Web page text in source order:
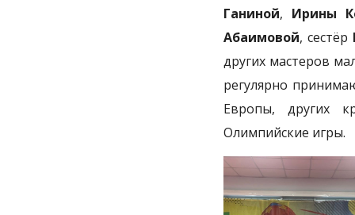
Ганиной, Ирины
Абаимовой, сестёр
других мастеров
регулярно
Европы, других
Олимпийские игры.